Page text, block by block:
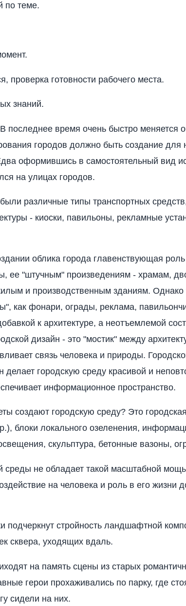
по теме.
проверка готовности рабочего места.
знаний.
В последнее время очень быстро меняется
городов должно быть создание для
оформившись в самостоятельный вид
на улицах городов.
различные типы транспортных
- киоски, павильоны, рекламные
облика города главенствующая
ее "штучным" произведениям - храмам,
и производственным зданиям. Однако
как фонари, ограды, реклама,
к архитектуре, а неотъемлемой
дизайн - это "мостик" между
связь человека и природы.
делает городскую среду красивой и
информационное пространство.
создают городскую среду? Это
блоки локального озеленения,
скульптура, бетонные вазоны,
среды не обладает такой масштабной
на человека и роль в его жизни
подчеркнут стройность ландшафтной
сквера, уходящих вдаль.
на память сцены из старых
герои прохаживались по парку, где
сидели на них.